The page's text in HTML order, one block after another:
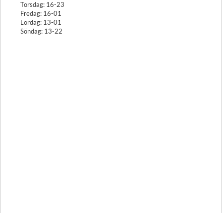
Torsdag: 16-23
Fredag: 16-01
Lördag: 13-01
Söndag: 13-22